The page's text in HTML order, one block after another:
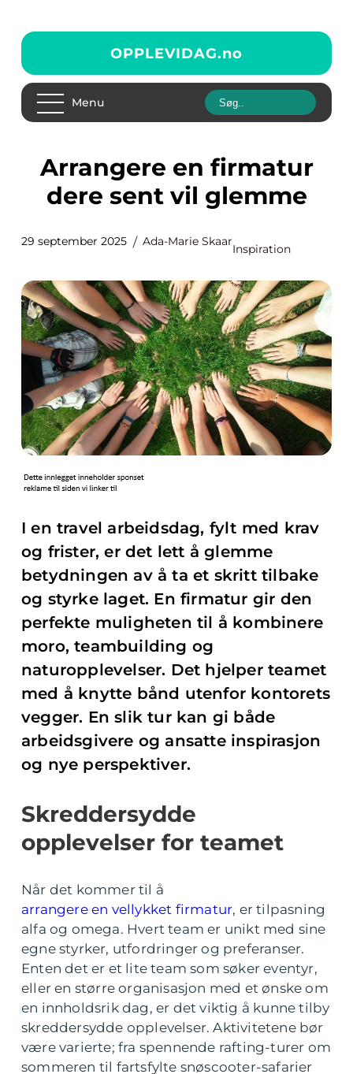
OPPLEVIDAG.no
Menu
Arrangere en firmatur
dere sent vil glemme
29 september 2025 Ada-Marie Skaar
Inspiration
I en travel arbeidsdag, fylt med krav
og frister, er det lett å glemme
betydningen av å ta et skritt tilbake
og styrke laget. En firmatur gir den
perfekte muligheten til å kombinere
moro, teambuilding og
naturopplevelser. Det hjelper teamet
med å knytte bånd utenfor kontorets
vegger. En slik tur kan gi både
arbeidsgivere og ansatte inspirasjon
og nye perspektiver.
Skreddersydde
opplevelser for teamet
Når det kommer til å
arrangere en vellykket firmatur, er tilpasning
alfa og omega. Hvert team er unikt med sine
egne styrker, utfordringer og preferanser.
Enten det er et lite team som søker eventyr,
eller en større organisasjon med et ønske om
en innholdsrik dag, er det viktig å kunne tilby
skreddersydde opplevelser. Aktivitetene bør
være varierte; fra spennende rafting-turer om
sommeren til fartsfylte snøscooter-safarier